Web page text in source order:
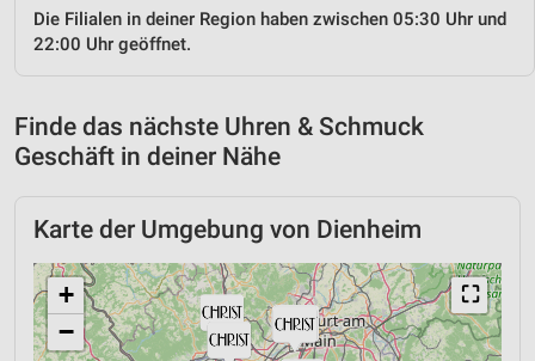
Die Filialen in deiner Region haben zwischen 05:30 Uhr und
22:00 Uhr geöffnet.
Finde das nächste Uhren & Schmuck
Geschäft in deiner Nähe
Karte der Umgebung von Dienheim
⛶
+
−